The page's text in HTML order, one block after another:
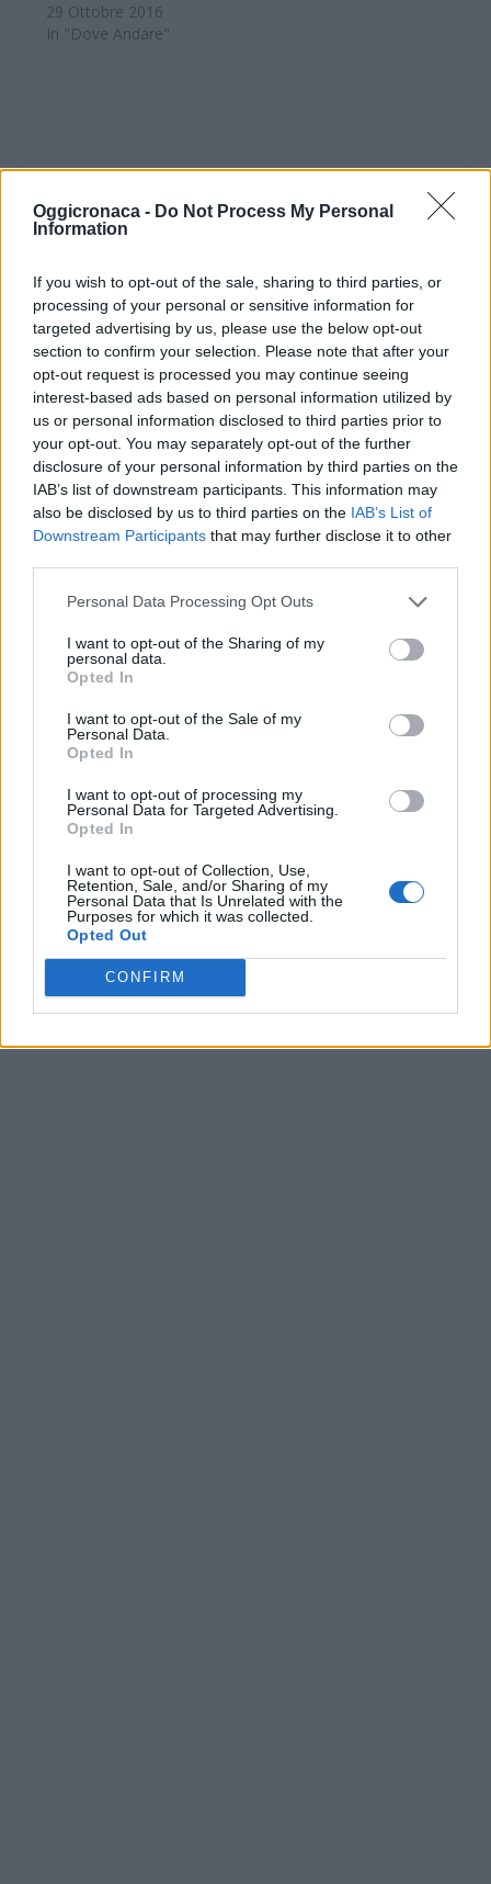
Oggicronaca - Do Not Process My Personal
Information
If you wish to opt-out of the sale, sharing to third parties, or
processing of your personal or sensitive information for
targeted advertising by us, please use the below opt-out
section to confirm your selection. Please note that after your
opt-out request is processed you may continue seeing
interest-based ads based on personal information utilized by
us or personal information disclosed to third parties prior to
your opt-out. You may separately opt-out of the further
disclosure of your personal information by third parties on the
IAB’s list of downstream participants. This information may
also be disclosed by us to third parties on the IAB’s List of
Downstream Participants that may further disclose it to other
Personal Data Processing Opt Outs
I want to opt-out of the Sharing of my
personal data.
Opted In
I want to opt-out of the Sale of my
Personal Data.
Opted In
I want to opt-out of processing my
Personal Data for Targeted Advertising.
Opted In
I want to opt-out of Collection, Use,
Retention, Sale, and/or Sharing of my
Personal Data that Is Unrelated with the
Purposes for which it was collected.
Opted Out
CONFIRM
29 Ottobre 2016
In "Dove Andare"
CONDIVIDERE:
VALUTARE: